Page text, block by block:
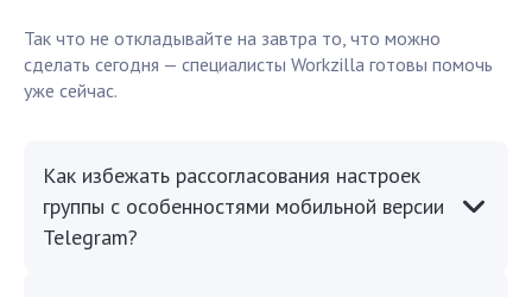
Так что не откладывайте на завтра то, что можно
сделать сегодня — специалисты Workzilla готовы помочь
уже сейчас.
Как избежать рассогласования настроек
группы с особенностями мобильной версии
Telegram?